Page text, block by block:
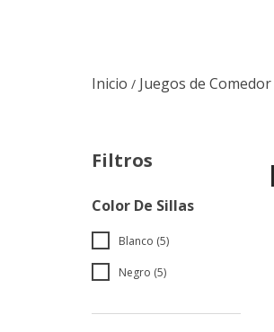
Inicio / Juegos de Comedor
Filtros
Color De Sillas
Blanco (5)
Negro (5)